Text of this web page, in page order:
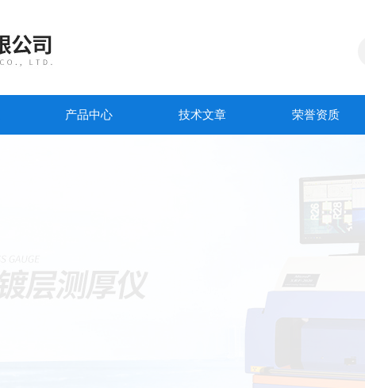
产品中心 技术文章 荣誉资质